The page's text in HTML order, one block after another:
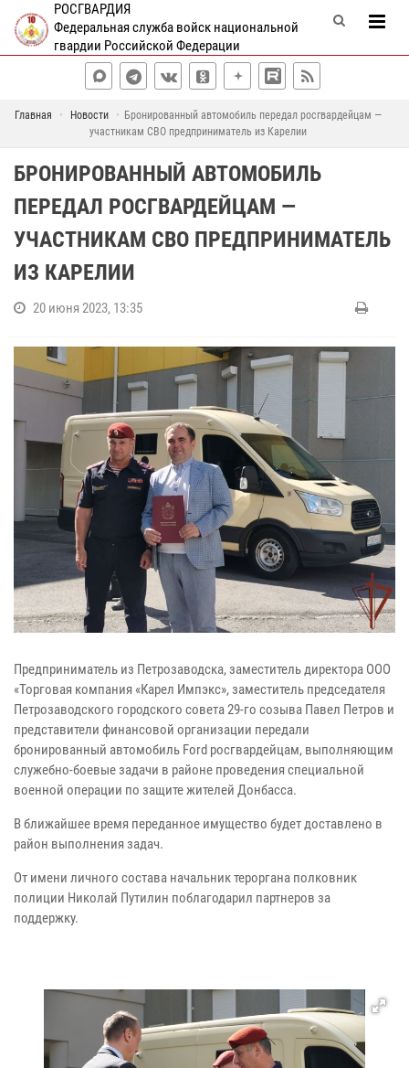
РОСГВАРДИЯ
Федеральная служба войск национальной
гвардии Российской Федерации
Главная Новости
Бронированный автомобиль передал росгвардейцам —
участникам СВО предприниматель из Карелии
БРОНИРОВАННЫЙ АВТОМОБИЛЬ
ПЕРЕДАЛ РОСГВАРДЕЙЦАМ —
УЧАСТНИКАМ СВО ПРЕДПРИНИМАТЕЛЬ
ИЗ КАРЕЛИИ
20 июня 2023, 13:35
Предприниматель из Петрозаводска, заместитель директора ООО
«Торговая компания «Карел Импэкс», заместитель председателя
Петрозаводского городского совета 29-го созыва Павел Петров и
представители финансовой организации передали
бронированный автомобиль Ford росгвардейцам, выполняющим
служебно-боевые задачи в районе проведения специальной
военной операции по защите жителей Донбасса.
В ближайшее время переданное имущество будет доставлено в
район выполнения задач.
От имени личного состава начальник тероргана полковник
полиции Николай Путилин поблагодарил партнеров за
поддержку.